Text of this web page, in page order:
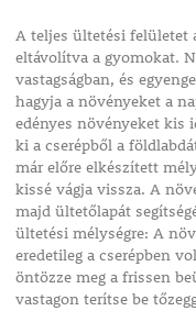
A teljes ültetési felületet
eltávolítva a gyomokat.
vastagságban, és
hagyja a növényeket a
edényes növényeket kis
ki a cserépből a
már előre elkészített
kissé vágja vissza. A
majd ültetőlapát
ültetési mélységre: A
eredetileg a cserépben
öntözze meg a frissen
vastagon terítse be